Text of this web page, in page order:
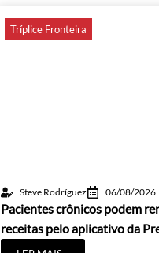
Tríplice Fronteira
Steve Rodríguez 06/08/2026
Pacientes crônicos podem
receitas pelo aplicativo da